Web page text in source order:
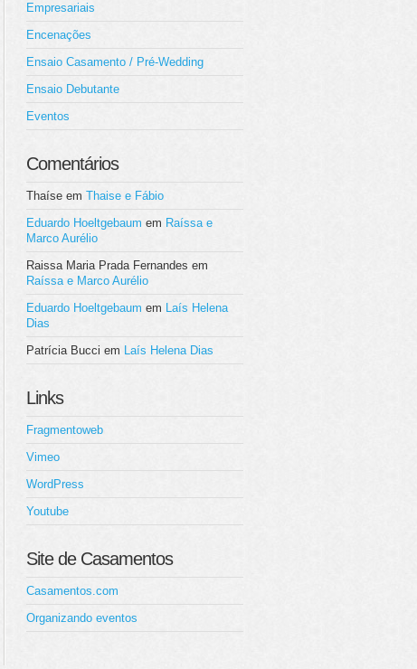
Empresariais
Encenações
Ensaio Casamento / Pré-Wedding
Ensaio Debutante
Eventos
Comentários
Thaíse em Thaise e Fábio
Eduardo Hoeltgebaum em Raíssa e
Marco Aurélio
Raissa Maria Prada Fernandes em
Raíssa e Marco Aurélio
Eduardo Hoeltgebaum em Laís Helena
Dias
Patrícia Bucci em Laís Helena Dias
Links
Fragmentoweb
Vimeo
WordPress
Youtube
Site de Casamentos
Casamentos.com
Organizando eventos